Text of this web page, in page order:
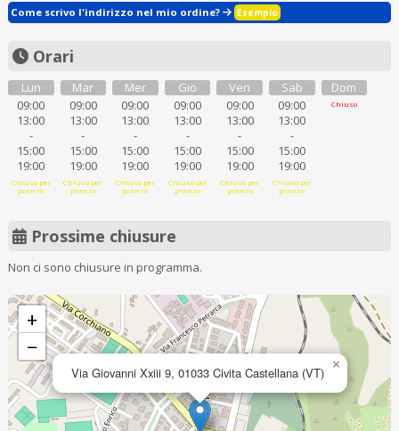
Come scrivo l'indirizzo nel mio ordine? Esempio
Orari
Lun
09:00
13:00
-
15:00
19:00
Chiuso per
pranzo
Mar
09:00
13:00
-
15:00
19:00
Chiuso per
pranzo
Mer
09:00
13:00
-
15:00
19:00
Chiuso per
pranzo
Gio
09:00
13:00
-
15:00
19:00
Chiuso per
pranzo
Ven
09:00
13:00
-
15:00
19:00
Chiuso per
pranzo
Sab
09:00
13:00
-
15:00
19:00
Chiuso per
pranzo
Dom
Chiuso
Prossime chiusure
Non ci sono chiusure in programma.
Via Giovanni Xxiii 9, 01033 Civita Castellana (VT) ×
+
−